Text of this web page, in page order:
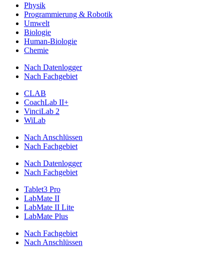
Physik
Programmierung & Robotik
Umwelt
Biologie
Human-Biologie
Chemie
Nach Datenlogger
Nach Fachgebiet
CLAB
CoachLab II+
VinciLab 2
WiLab
Nach Anschlüssen
Nach Fachgebiet
Nach Datenlogger
Nach Fachgebiet
Tablet3 Pro
LabMate II
LabMate II Lite
LabMate Plus
Nach Fachgebiet
Nach Anschlüssen